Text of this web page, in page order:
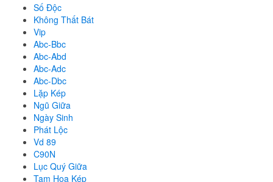
Số Độc
Không Thất Bát
Vip
Abc-Bbc
Abc-Abd
Abc-Adc
Abc-Dbc
Lặp Kép
Ngũ Giữa
Ngày Sinh
Phát Lộc
Vd 89
C90N
Lục Quý Giữa
Tam Hoa Kép